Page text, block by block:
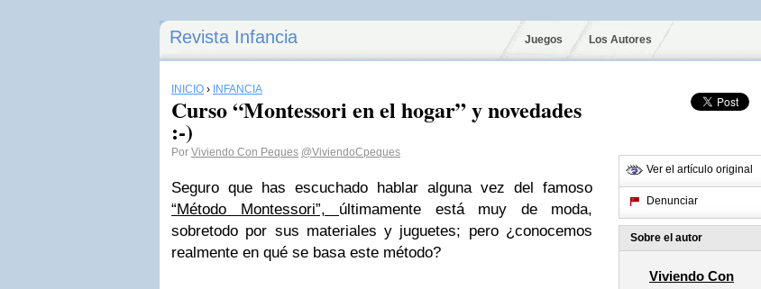
Revista Infancia Juegos Los Autores
INICIO › INFANCIA
Curso “Montessori en el hogar” y novedades
:-)
Por Viviendo Con Peques @ViviendoCpeques
Seguro que has escuchado hablar alguna vez del famoso
“Método Montessori”, últimamente está muy de moda,
sobretodo por sus materiales y juguetes; pero ¿conocemos
realmente en qué se basa este método?
Ver el artículo original
Denunciar
Sobre el autor
Viviendo Con